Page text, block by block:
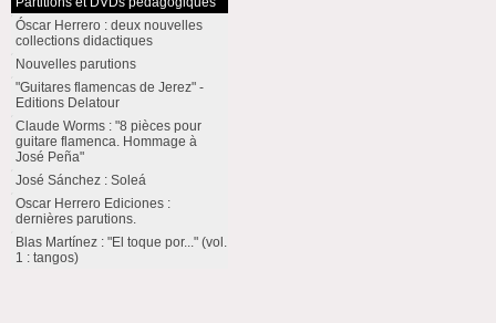
Óscar Herrero : deux nouvelles
collections didactiques
Nouvelles parutions
"Guitares flamencas de Jerez" -
Editions Delatour
Claude Worms : "8 pièces pour
guitare flamenca. Hommage à
José Peña"
José Sánchez : Soleá
Oscar Herrero Ediciones :
dernières parutions.
Blas Martínez : "El toque por..." (vol.
1 : tangos)